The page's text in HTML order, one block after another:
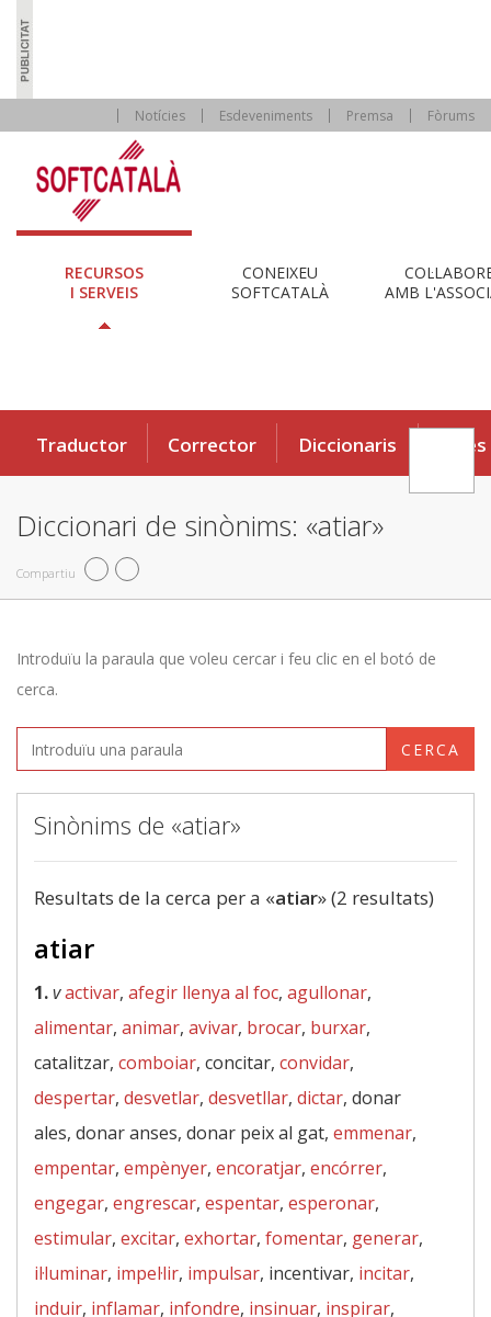
Notícies Esdeveniments Premsa Fòrums
RECURSOS
I SERVEIS
CONEIXEU
SOFTCATALÀ
AMB
Traductor Corrector Diccionaris Eines
Diccionari de sinònims: «atiar»
Compartiu
Introduïu la paraula que voleu cercar i feu clic en el botó de
cerca.
CERCA
Sinònims de «atiar»
Resultats de la cerca per a «atiar» (2 resultats)
atiar
1.vactivar, afegir llenya al foc, agullonar,
alimentar, animar, avivar, brocar, burxar,
catalitzar, comboiar, concitar, convidar,
despertar, desvetlar, desvetllar, dictar, donar
ales, donar anses, donar peix al gat, emmenar,
empentar, empènyer, encoratjar, encórrer,
engegar, engrescar, espentar, esperonar,
estimular, excitar, exhortar, fomentar, generar,
il·luminar, impel·lir, impulsar, incentivar, incitar,
induir, inflamar, infondre, insinuar, inspirar,